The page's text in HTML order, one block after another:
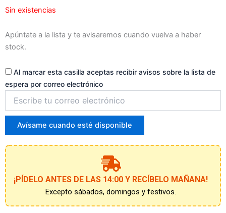
lista
de
Sin existencias
Apúntate a la lista y te avisaremos cuando vuelva a haber
stock.
Al marcar esta casilla aceptas recibir avisos sobre la lista de
espera por correo electrónico
correo
para
unirte
a
la
lista
de
espera
Avísame cuando esté disponible
¡PÍDELO ANTES DE LAS 14:00 Y RECÍBELO MAÑANA!
Excepto sábados, domingos y festivos.